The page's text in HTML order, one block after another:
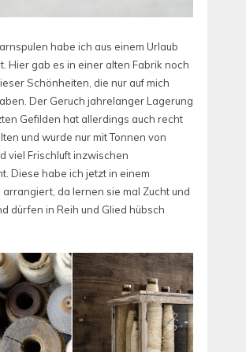
habe ich aus einem Urlaub
Hier gab es in einer alten Fabrik noch
Schönheiten, die nur auf mich
Der Geruch jahrelanger Lagerung
Gefilden hat allerdings auch recht
und wurde nur mit Tonnen von
viel Frischluft inzwischen
Diese habe ich jetzt in einem
arrangiert, da lernen sie mal Zucht und
dürfen in Reih und Glied hübsch